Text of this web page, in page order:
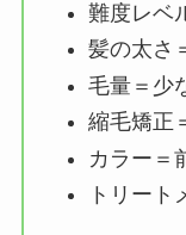
難度レベ
髪の太さ
毛量＝少
縮毛矯正
カラー＝
トリート